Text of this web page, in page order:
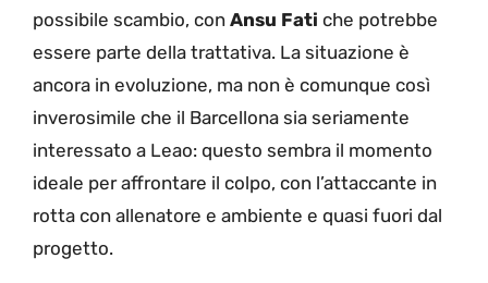
possibile scambio, con Ansu Fati che potrebbe
essere parte della trattativa. La situazione è
ancora in evoluzione, ma non è comunque così
inverosimile che il Barcellona sia seriamente
interessato a Leao: questo sembra il momento
ideale per affrontare il colpo, con l’attaccante in
rotta con allenatore e ambiente e quasi fuori dal
progetto.